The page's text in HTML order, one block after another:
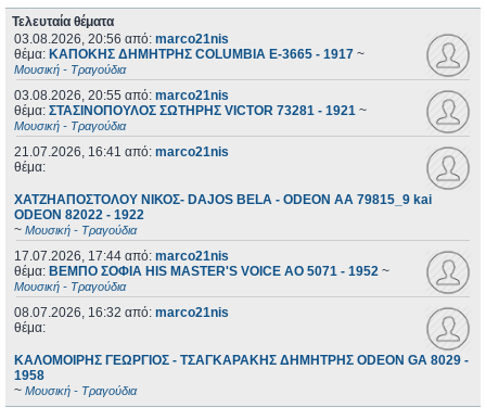
Τελευταία θέματα
03.08.2026, 20:56 από: marco21nis
θέμα: ΚΑΠΟΚΗΣ ΔΗΜΗΤΡΗΣ COLUMBIA E-3665 - 1917 ~
Μουσική - Τραγούδια
03.08.2026, 20:55 από: marco21nis
θέμα: ΣΤΑΣΙΝΟΠΟΥΛΟΣ ΣΩΤΗΡΗΣ VICTOR 73281 - 1921 ~
Μουσική - Τραγούδια
21.07.2026, 16:41 από: marco21nis
θέμα:
ΧΑΤΖΗΑΠΟΣΤΟΛΟΥ ΝΙΚΟΣ- DAJOS BELA - ODEON AA 79815_9 kai
ODEON 82022 - 1922
~ Μουσική - Τραγούδια
17.07.2026, 17:44 από: marco21nis
θέμα: ΒΕΜΠΟ ΣΟΦΙΑ HIS MASTER'S VOICE AO 5071 - 1952 ~
Μουσική - Τραγούδια
08.07.2026, 16:32 από: marco21nis
θέμα:
ΚΑΛΟΜΟΙΡΗΣ ΓΕΩΡΓΙΟΣ - ΤΣΑΓΚΑΡΑΚΗΣ ΔΗΜΗΤΡΗΣ ODEON GA 8029 -
1958
~ Μουσική - Τραγούδια